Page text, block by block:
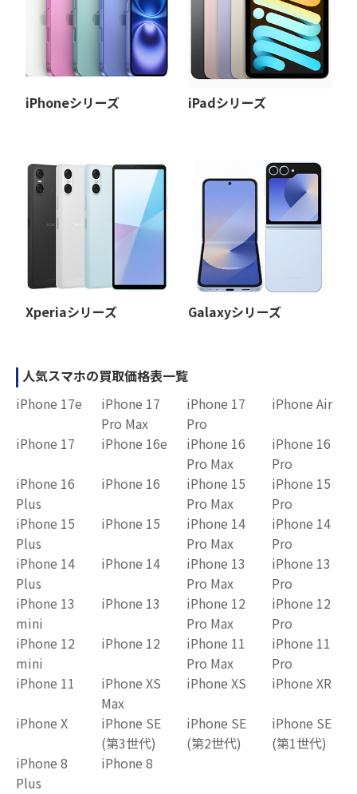
iPhoneシリーズ iPadシリーズ
Xperiaシリーズ Galaxyシリーズ
人気スマホの買取価格表一覧
iPhone 17e
iPhone 17
Pro Max
iPhone 17
Pro
iPhone Air
iPhone 17 iPhone 16e
iPhone 16
Pro Max
iPhone 16
Pro
iPhone 16
Plus
iPhone 16
iPhone 15
Pro Max
iPhone 15
Pro
iPhone 15
Plus
iPhone 15
iPhone 14
Pro Max
iPhone 14
Pro
iPhone 14
Plus
iPhone 14
iPhone 13
Pro Max
iPhone 13
Pro
iPhone 13
mini
iPhone 13
iPhone 12
Pro Max
iPhone 12
Pro
iPhone 12
mini
iPhone 12
iPhone 11
Pro Max
iPhone 11
Pro
iPhone 11
iPhone XS
Max
iPhone XS iPhone XR
iPhone X
iPhone SE
(第3世代)
iPhone SE
(第2世代)
iPhone SE
(第1世代)
iPhone 8
Plus
iPhone 8